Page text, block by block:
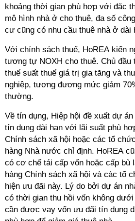
khoảng thời gian phù hợp với đặc
mô hình nhà ở cho thuê, đa số
cư cũng có nhu cầu thuê nhà ở dài
Với chính sách thuế, HoREA kiến
tương tự NOXH cho thuê. Chủ đầu
thuế suất thuế giá trị gia tăng và
nghiệp, tương đương mức giảm
thường.
Về tín dụng, Hiệp hội đề xuất dự
tín dụng dài hạn với lãi suất phù
Chính sách xã hội hoặc các tổ
hàng Nhà nước chỉ định. HoREA
có cơ chế tái cấp vốn hoặc cấp bù
hàng Chính sách xã hội và các tổ
hiện ưu đãi này. Lý do bởi dự án
có thời gian thu hồi vốn không
cần được vay vốn ưu đãi tín dụng